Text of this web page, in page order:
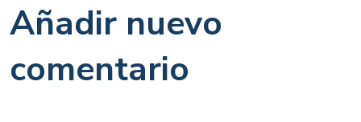
Añadir nuevo
comentario